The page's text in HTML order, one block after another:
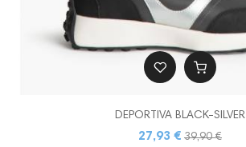
DEPORTIVA BLACK-SILVER
27,93 € 39,90 €